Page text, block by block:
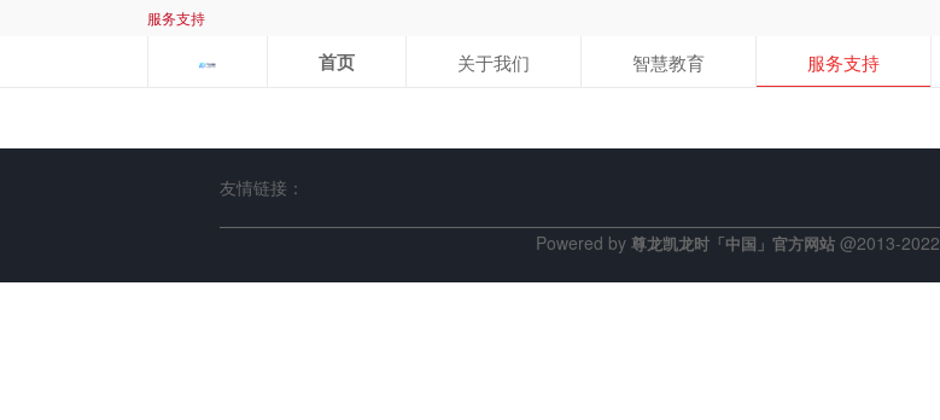
服务支持
首页 关于我们 智慧教育 服务支持
友情链接：
Powered by 尊龙凯龙时「中国」官方网站@2013-2022